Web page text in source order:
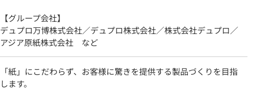
【グループ会社】
デュプロ万博株式会社／デュプロ株式会社／株式会社デュプロ／
アジア原紙株式会社 など
「紙」にこだわらず、お客様に驚きを提供する製品づくりを目指
します。